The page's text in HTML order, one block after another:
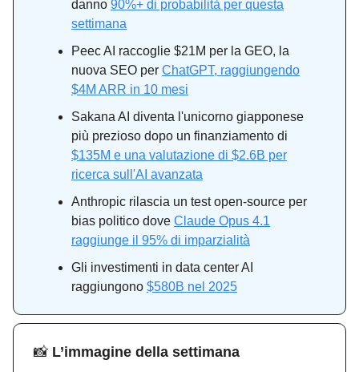
danno 90%+ di probabilità per questa
settimana
Peec AI raccoglie $21M per la GEO, la
nuova SEO per ChatGPT, raggiungendo
$4M ARR in 10 mesi
Sakana AI diventa l'unicorno giapponese
più prezioso dopo un finanziamento di
$135M e una valutazione di $2.6B per
ricerca sull'AI avanzata
Anthropic rilascia un test open-source per
bias politico dove Claude Opus 4.1
raggiunge il 95% di imparzialità
Gli investimenti in data center AI
raggiungono $580B nel 2025
📸 L’immagine della settimana